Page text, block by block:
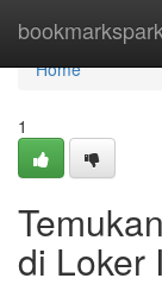
Home
Home
1
di Loker